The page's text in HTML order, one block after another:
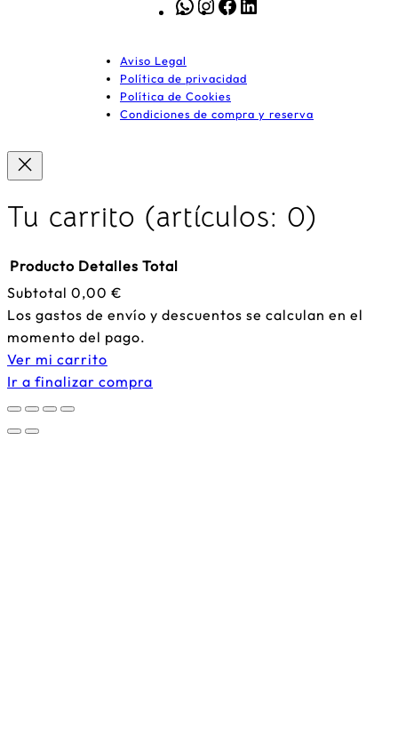
WhatsApp
Instagram
Facebook
Aviso Legal
Política de privacidad
Política de Cookies
Condiciones de compra y reserva
Tu carrito (artículos: 0)
Productos
del
carrito
Producto Detalles Total
Subtotal 0,00 €
Los gastos de envío y descuentos se calculan en el
momento del pago.
Ver mi carrito
Ir a finalizar compra